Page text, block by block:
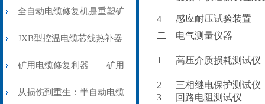
从“盲测”到“精确定点”的三
步作业法
全自动电缆修复机是重塑矿
山电力动脉的“智能外科医
生”
JXB型控温电缆芯线热补器
安装与接线：精准修复的工
艺基石
矿用电缆修复利器——矿用
电缆热补机智能控温，安全
从损伤到重生：半自动电缆
4
感应耐压试验装置
二
电气测量仪器
1 高压介质损耗测试仪
2
三相继电保护测试仪
3
回路电阻测试仪